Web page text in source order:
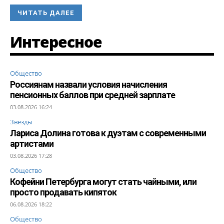
ЧИТАТЬ ДАЛЕЕ
Интересное
Общество
Россиянам назвали условия начисления
пенсионных баллов при средней зарплате
03.08.2026 16:24
Звезды
Лариса Долина готова к дуэтам с современными
артистами
03.08.2026 17:28
Общество
Кофейни Петербурга могут стать чайными, или
просто продавать кипяток
06.08.2026 18:22
Общество